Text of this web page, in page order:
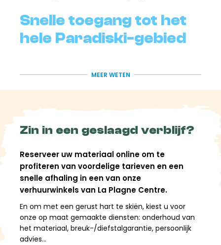
Snelle toegang tot het
hele Paradiski-gebied
speelveld met225 km aan pistes op La Plagneen
Het is een echt knooppunt voor de regio: je kunt
gemakkelijk overschakelen naar Bellecôte, Aime
2000 of de hoger gelegen zones. Ideaal om je
beperkt te zijn tot slechts één sector!
Een verscheidenheid
aan terreinen om een ​​
scala aan sensaties te
ervaren.
MEER WETEN
Zin in een geslaagd verblijf?
Reserveer uw materiaal online om te
profiteren van voordelige tarieven en een
snelle afhaling in een van onze
verhuurwinkels van La Plagne Centre.
En om met een gerust hart te skiën, kiest u voor
onze op maat gemaakte diensten: onderhoud van
het materiaal, breuk-/diefstalgarantie, persoonlijk
advies...